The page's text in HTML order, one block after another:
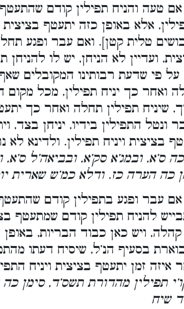
אם טעה והניח תפילין קודם
אלא באופן כזה יתעטף
טלית קטן]. ואם עבר ופגע
ועדיין לא הניחן, יש לו
על פי שדעת רבותינו המקובלים
ואחר כך יניח תפילין, מכל
שיניח תפילין תחלה ואחר כך
ונטל התפילין בידיו, יניחן בצד,
בציצית ויניח תפילין. ולדינא
ס’א, ובמג’א סק’א, ובביאה’ל ס’א,
כה הערה כז. ודלא כמ’ש שארית
אם עבר ופגע בתפילין קודם
להניח תפילין קודם שמתעטף
ויש כאן כבוד הבריות,
בסעיף הנ’ל, שיסיח דעתו
איזה זמן יתעטף בציצית ויניח
תפילין מהדורת תשס’ד, סימן
שיח